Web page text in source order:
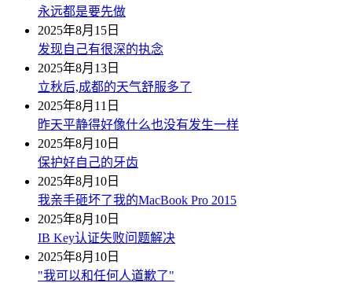
永远都是要先做
2025年8月15日
发现自己有很深的执念
2025年8月13日
立秋后,成都的天气舒服多了
2025年8月11日
昨天平静得好像什么也没有发生一样
2025年8月10日
保护好自己的牙齿
2025年8月10日
我亲手砸坏了我的MacBook Pro 2015
2025年8月10日
IB Key认证失败问题解决
2025年8月10日
"我可以和任何人道歉了"